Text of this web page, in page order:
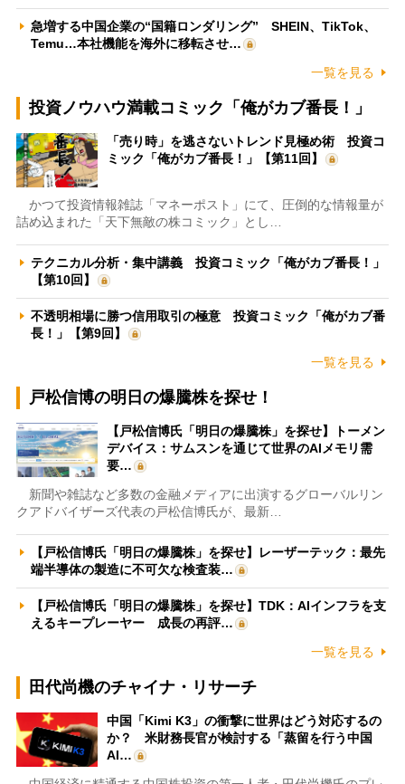
急増する中国企業の“国籍ロンダリング” SHEIN、TikTok、
Temu…本社機能を海外に移転させ…
一覧を見る
投資ノウハウ満載コミック「俺がカブ番長！」
「売り時」を逃さないトレンド見極め術 投資コ
ミック「俺がカブ番長！」【第11回】
かつて投資情報雑誌「マネーポスト」にて、圧倒的な情報量が
詰め込まれた「天下無敵の株コミック」とし…
テクニカル分析・集中講義 投資コミック「俺がカブ番長！」
【第10回】
不透明相場に勝つ信用取引の極意 投資コミック「俺がカブ番
長！」【第9回】
一覧を見る
戸松信博の明日の爆騰株を探せ！
【戸松信博氏「明日の爆騰株」を探せ】トーメン
デバイス：サムスンを通じて世界のAIメモリ需
要…
新聞や雑誌など多数の金融メディアに出演するグローバルリン
クアドバイザーズ代表の戸松信博氏が、最新…
【戸松信博氏「明日の爆騰株」を探せ】レーザーテック：最先
端半導体の製造に不可欠な検査装…
【戸松信博氏「明日の爆騰株」を探せ】TDK：AIインフラを支
えるキープレーヤー 成長の再評…
一覧を見る
田代尚機のチャイナ・リサーチ
中国「Kimi K3」の衝撃に世界はどう対応するの
か？ 米財務長官が検討する「蒸留を行う中国
AI…